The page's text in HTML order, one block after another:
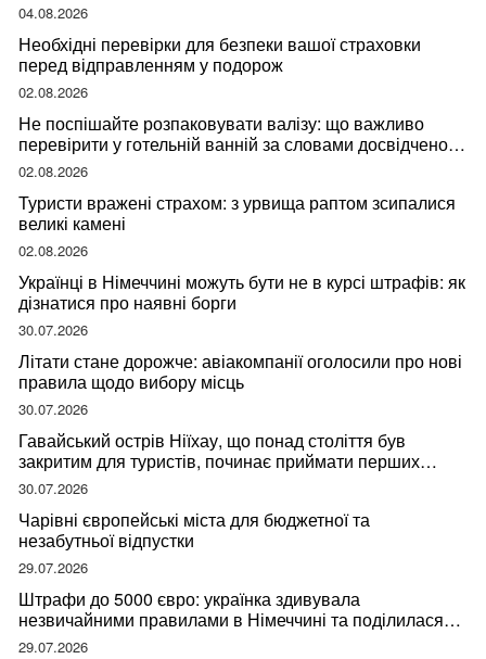
04.08.2026
Необхідні перевірки для безпеки вашої страховки
перед відправленням у подорож
02.08.2026
Не поспішайте розпаковувати валізу: що важливо
перевірити у готельній ванній за словами досвідченої
мандрівниці
02.08.2026
Туристи вражені страхом: з урвища раптом зсипалися
великі камені
02.08.2026
Українці в Німеччині можуть бути не в курсі штрафів: як
дізнатися про наявні борги
30.07.2026
Літати стане дорожче: авіакомпанії оголосили про нові
правила щодо вибору місць
30.07.2026
Гавайський острів Ніїхау, що понад століття був
закритим для туристів, починає приймати перших
відвідувачів
30.07.2026
Чарівні європейські міста для бюджетної та
незабутньої відпустки
29.07.2026
Штрафи до 5000 євро: українка здивувала
незвичайними правилами в Німеччині та поділилася
правдою
29.07.2026